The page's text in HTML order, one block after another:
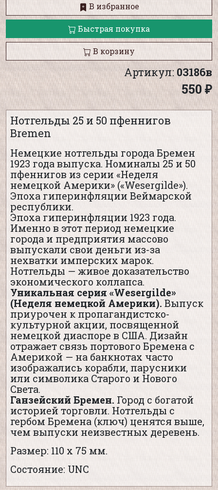
В избранное
Быстрая покупка
В корзину
Артикул: 03186в
550 ₽
Нотгельды 25 и 50 пфеннигов
Bremen
Немецкие нотгельды города Бремен
1923 года выпуска. Номиналы 25 и 50
пфеннигов из серии «Неделя
немецкой Америки» («Wesergilde»).
Эпоха гиперинфляции Веймарской
республики.
Эпоха гиперинфляции 1923 года.
Именно в этот период немецкие
города и предприятия массово
выпускали свои деньги из-за
нехватки имперских марок.
Нотгельды — живое доказательство
экономического коллапса.
Уникальная серия «Wesergilde»
(Неделя немецкой Америки). Выпуск
приурочен к пропагандистско-
культурной акции, посвященной
немецкой диаспоре в США. Дизайн
отражает связь портового Бремена с
Америкой — на банкнотах часто
изображались корабли, парусники
или символика Старого и Нового
Света.
Ганзейский Бремен. Город с богатой
историей торговли. Нотгельды с
гербом Бремена (ключ) ценятся выше,
чем выпуски неизвестных деревень.
Размер: 110 х 75 мм.
Состояние: UNC